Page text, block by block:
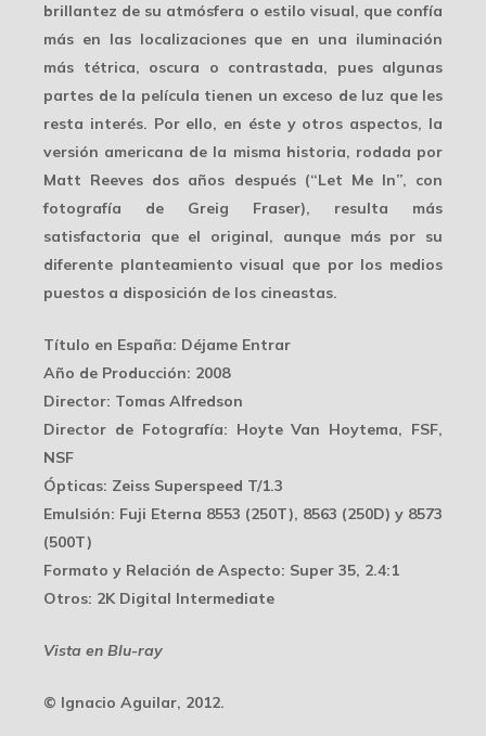
brillantez de su atmósfera o estilo visual, que confía
más en las localizaciones que en una iluminación
más tétrica, oscura o contrastada, pues algunas
partes de la película tienen un exceso de luz que les
resta interés. Por ello, en éste y otros aspectos, la
versión americana de la misma historia, rodada por
Matt Reeves dos años después (“Let Me In”, con
fotografía de Greig Fraser), resulta más
satisfactoria que el original, aunque más por su
diferente planteamiento visual que por los medios
puestos a disposición de los cineastas.
Título en España: Déjame Entrar
Año de Producción: 2008
Director: Tomas Alfredson
Director de Fotografía: Hoyte Van Hoytema, FSF,
NSF
Ópticas: Zeiss Superspeed T/1.3
Emulsión: Fuji Eterna 8553 (250T), 8563 (250D) y 8573
(500T)
Formato y Relación de Aspecto: Super 35, 2.4:1
Otros: 2K Digital Intermediate
Vista en Blu-ray
© Ignacio Aguilar, 2012.